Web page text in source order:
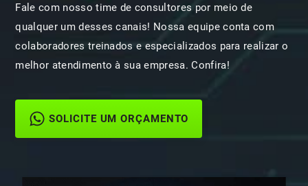
Fale com nosso time de consultores por meio de
qualquer um desses canais! Nossa equipe conta com
colaboradores treinados e especializados para realizar o
melhor atendimento à sua empresa. Confira!
SOLICITE UM ORÇAMENTO